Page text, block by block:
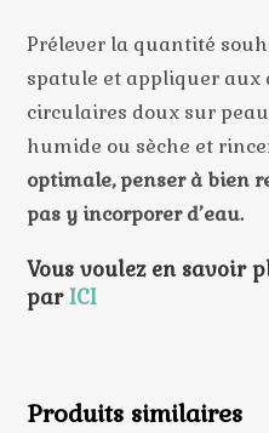
Prélever la quantité
spatule et appliquer aux
circulaires doux sur
humide ou sèche et
optimale, penser à bien
pas y incorporer d’eau.
Vous voulez en savoir
parICI
Produits similaires